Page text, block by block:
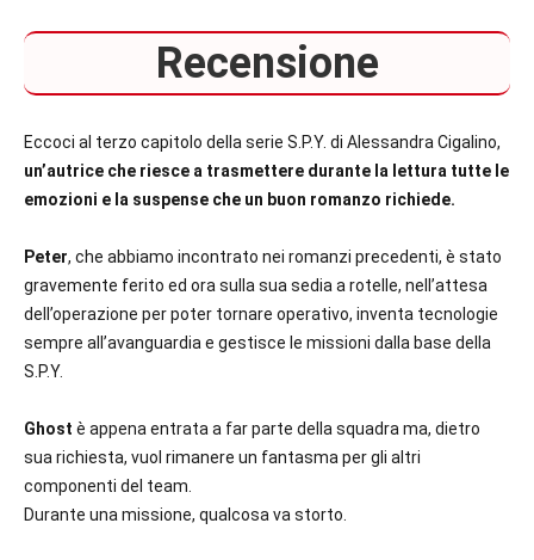
Recensione
Eccoci al terzo capitolo della serie S.P.Y. di Alessandra Cigalino,
un’autrice che riesce a trasmettere durante la lettura tutte le
emozioni e la suspense che un buon romanzo richiede.
Peter, che abbiamo incontrato nei romanzi precedenti, è stato
gravemente ferito ed ora sulla sua sedia a rotelle, nell’attesa
dell’operazione per poter tornare operativo, inventa tecnologie
sempre all’avanguardia e gestisce le missioni dalla base della
S.P.Y.
Ghost è appena entrata a far parte della squadra ma, dietro
sua richiesta, vuol rimanere un fantasma per gli altri
componenti del team.
Durante una missione, qualcosa va storto.